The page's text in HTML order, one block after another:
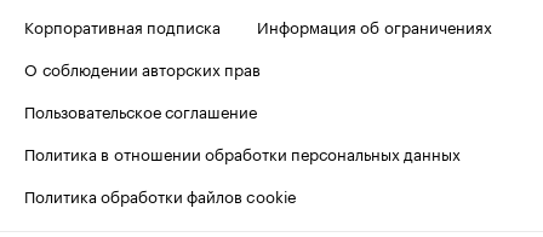
Корпоративная подписка
Информация об ограничениях
О соблюдении авторских прав
Пользовательское соглашение
Политика в отношении обработки персональных данных
Политика обработки файлов cookie